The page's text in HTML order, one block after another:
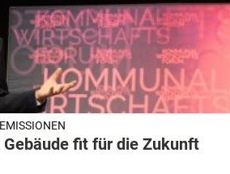
Gebäude fit für die Zukunft